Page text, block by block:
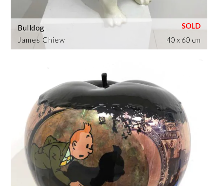
James Chiew
Bulldog
40 x 60 cm